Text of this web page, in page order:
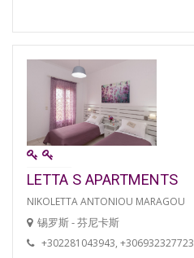
LETTA S APARTMENTS
NIKOLETTA ANTONIOU MARAGOU
锡罗斯 - 芬尼卡斯
+302281043943, +306932327723